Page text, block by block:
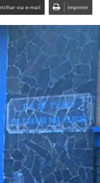
via e-mail Imprimir